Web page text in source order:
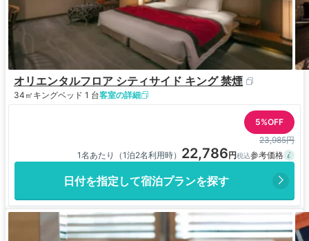
オリエンタルフロア シティサイド キング 禁煙
34㎡ キングベッド 1 台客室の詳細
5%OFF
23,985円
1名あたり（1泊2名利用時） 22,786
日付を指定して宿泊プランを探す